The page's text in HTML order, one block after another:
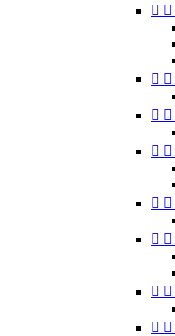
 
 
 
 
 
 
 
 